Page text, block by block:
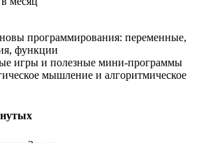
программирования: переменные,
функции
игры и полезные мини-программы
мышление и алгоритмическое